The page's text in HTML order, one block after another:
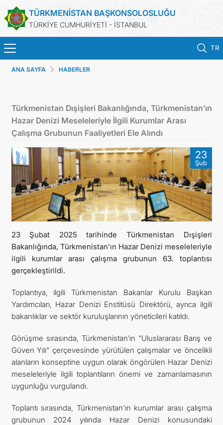
TÜRKMENİSTAN BAŞKONSOLOSLUĞU
TÜRKİYE CUMHURİYETİ - İSTANBUL
TR
TÜRKMENISTAN
KONSOLOSLUK RANDEVU SISTEMI
KONSOLOSLUK IŞLEMLERI
DB
İLETIŞIM
ANA SAYFA HABERLER
Türkmenistan Dışişleri Bakanlığında, Türkmenistan’ın
Hazar Denizi Meseleleriyle İlgili Kurumlar Arası
Çalışma Grubunun Faaliyetleri Ele Alındı
23
Şub
23 Şubat 2025 tarihinde Türkmenistan Dışişleri
Bakanlığında, Türkmenistan’ın Hazar Denizi meseleleriyle
ilgili kurumlar arası çalışma grubunun 63. toplantısı
gerçekleştirildi.
Toplantıya, ilgili Türkmenistan Bakanlar Kurulu Başkan
Yardımcıları, Hazar Denizi Enstitüsü Direktörü, ayrıca ilgili
bakanlıklar ve sektör kuruluşlarının yöneticileri katıldı.
Görüşme sırasında, Türkmenistan’ın "Uluslararası Barış ve
Güven Yılı" çerçevesinde yürütülen çalışmalar ve öncelikli
alanların konseptine uygun olarak öngörülen Hazar Denizi
meseleleriyle ilgili toplantıların önemi ve zamanlamasının
uygunluğu vurgulandı.
Toplantı sırasında, Türkmenistan'ın kurumlar arası çalışma
grubunun 2024 yılında Hazar Denizi konusundaki